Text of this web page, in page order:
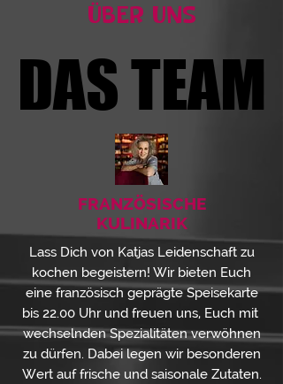
ÜBER UNS
DAS TEAM
DAS TEAM
FRANZÖSISCHE
KULINARIK
Lass Dich von Katjas Leidenschaft zu
kochen begeistern! Wir bieten Euch
eine französisch geprägte Speisekarte
bis 22.00 Uhr und freuen uns, Euch mit
wechselnden Spezialitäten verwöhnen
zu dürfen. Dabei legen wir besonderen
Wert auf frische und saisonale Zutaten.